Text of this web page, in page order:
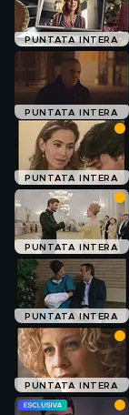
PUNTATA INTERA
PUNTATA INTERA
PUNTATA INTERA
PUNTATA INTERA
PUNTATA INTERA
PUNTATA INTERA